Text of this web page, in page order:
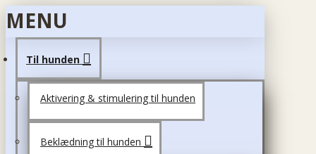
MENU
Til hunden
Aktivering & stimulering til hunden
Beklædning til hunden